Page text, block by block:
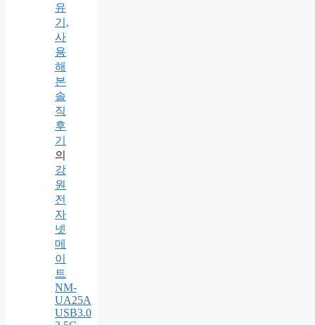
유
기,
사
용
해
본
솔
직
후
기
의
강
원
전
자
넷
메
이
트
NM-
UA25A
USB3.0